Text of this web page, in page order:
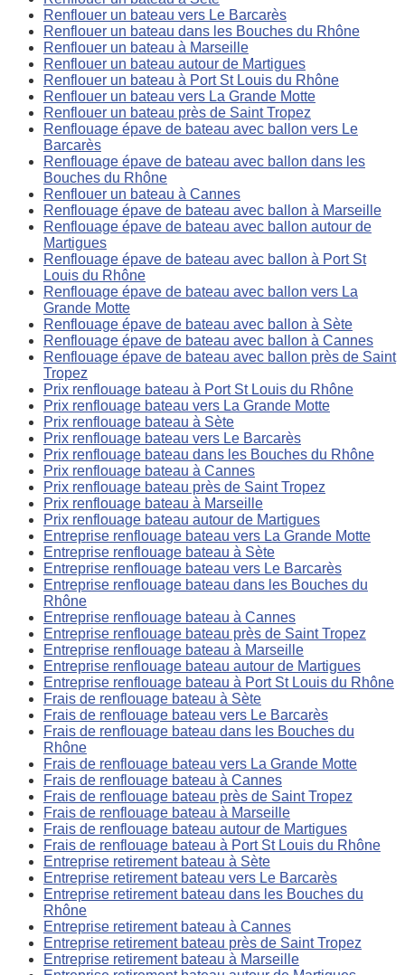
Renflouer un bateau vers Le Barcarès
Renflouer un bateau dans les Bouches du Rhône
Renflouer un bateau à Marseille
Renflouer un bateau autour de Martigues
Renflouer un bateau à Port St Louis du Rhône
Renflouer un bateau vers La Grande Motte
Renflouer un bateau près de Saint Tropez
Renflouage épave de bateau avec ballon vers Le
Barcarès
Renflouage épave de bateau avec ballon dans les
Bouches du Rhône
Renflouer un bateau à Cannes
Renflouage épave de bateau avec ballon à Marseille
Renflouage épave de bateau avec ballon autour de
Martigues
Renflouage épave de bateau avec ballon à Port St
Louis du Rhône
Renflouage épave de bateau avec ballon vers La
Grande Motte
Renflouage épave de bateau avec ballon à Sète
Renflouage épave de bateau avec ballon à Cannes
Renflouage épave de bateau avec ballon près de Saint
Tropez
Prix renflouage bateau à Port St Louis du Rhône
Prix renflouage bateau vers La Grande Motte
Prix renflouage bateau à Sète
Prix renflouage bateau vers Le Barcarès
Prix renflouage bateau dans les Bouches du Rhône
Prix renflouage bateau à Cannes
Prix renflouage bateau près de Saint Tropez
Prix renflouage bateau à Marseille
Prix renflouage bateau autour de Martigues
Entreprise renflouage bateau vers La Grande Motte
Entreprise renflouage bateau à Sète
Entreprise renflouage bateau vers Le Barcarès
Entreprise renflouage bateau dans les Bouches du
Rhône
Entreprise renflouage bateau à Cannes
Entreprise renflouage bateau près de Saint Tropez
Entreprise renflouage bateau à Marseille
Entreprise renflouage bateau autour de Martigues
Entreprise renflouage bateau à Port St Louis du Rhône
Frais de renflouage bateau à Sète
Frais de renflouage bateau vers Le Barcarès
Frais de renflouage bateau dans les Bouches du
Rhône
Frais de renflouage bateau vers La Grande Motte
Frais de renflouage bateau à Cannes
Frais de renflouage bateau près de Saint Tropez
Frais de renflouage bateau à Marseille
Frais de renflouage bateau autour de Martigues
Frais de renflouage bateau à Port St Louis du Rhône
Entreprise retirement bateau à Sète
Entreprise retirement bateau vers Le Barcarès
Entreprise retirement bateau dans les Bouches du
Rhône
Entreprise retirement bateau à Cannes
Entreprise retirement bateau près de Saint Tropez
Entreprise retirement bateau à Marseille